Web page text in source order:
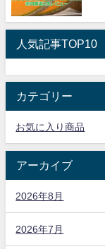
人気記事TOP10
カテゴリー
お気に入り商品
アーカイブ
2026年8月
2026年7月